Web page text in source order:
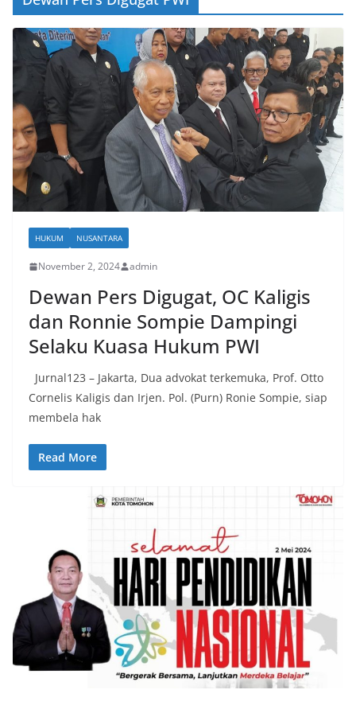
HUKUM NUSANTARA
November 2, 2024 admin
Dewan Pers Digugat, OC Kaligis
dan Ronnie Sompie Dampingi
Selaku Kuasa Hukum PWI
Jurnal123 – Jakarta, Dua advokat terkemuka, Prof. Otto
Cornelis Kaligis dan Irjen. Pol. (Purn) Ronie Sompie, siap
membela hak
Read More